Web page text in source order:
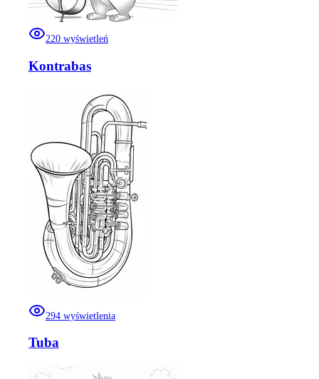
220 wyświetleń
Kontrabas
294 wyświetlenia
Tuba